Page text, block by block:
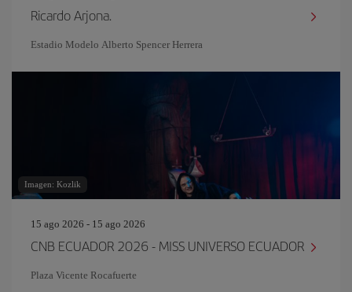
Ricardo Arjona.
Estadio Modelo Alberto Spencer Herrera
Imagen: Kozlik
15 ago 2026 - 15 ago 2026
CNB ECUADOR 2026 - MISS UNIVERSO ECUADOR
Plaza Vicente Rocafuerte